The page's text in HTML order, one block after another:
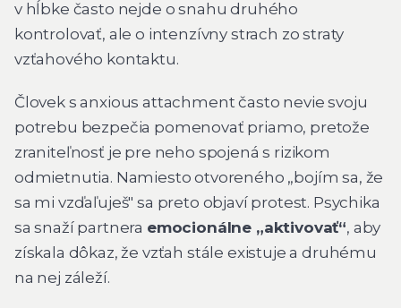
v hĺbke často nejde o snahu druhého
kontrolovať, ale o intenzívny strach zo straty
vzťahového kontaktu.
Človek s anxious attachment často nevie svoju
potrebu bezpečia pomenovať priamo, pretože
zraniteľnosť je pre neho spojená s rizikom
odmietnutia. Namiesto otvoreného „bojím sa, že
sa mi vzďaľuješ" sa preto objaví protest. Psychika
sa snaží partnera emocionálne „aktivovať“, aby
získala dôkaz, že vzťah stále existuje a druhému
na nej záleží.